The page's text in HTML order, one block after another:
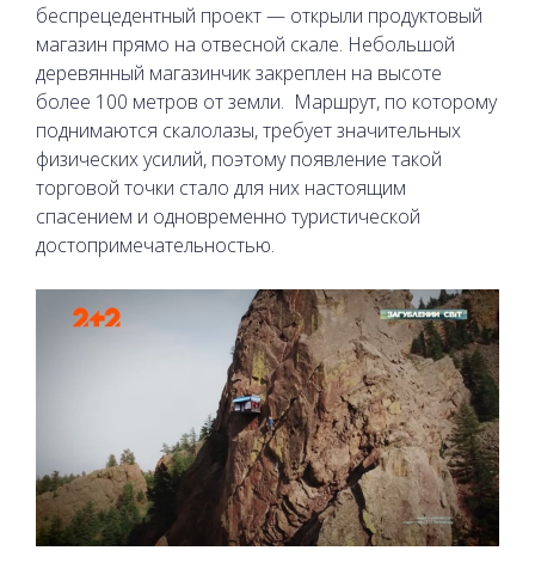
беспрецедентный проект — открыли продуктовый
магазин прямо на отвесной скале. Небольшой
деревянный магазинчик закреплен на высоте
более 100 метров от земли. Маршрут, по которому
поднимаются скалолазы, требует значительных
физических усилий, поэтому появление такой
торговой точки стало для них настоящим
спасением и одновременно туристической
достопримечательностью.